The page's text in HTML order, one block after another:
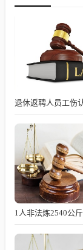
退休返聘人员工伤